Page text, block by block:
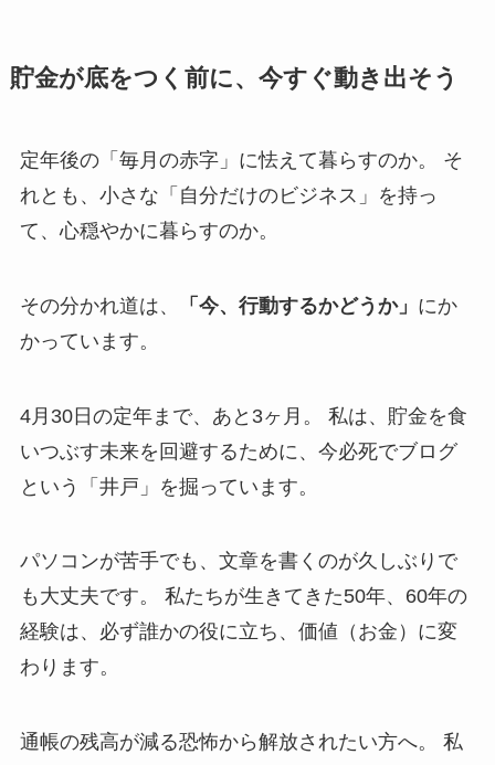
貯金が底をつく前に、今すぐ動き出そう
定年後の「毎月の赤字」に怯えて暮らすのか。 そ
れとも、小さな「自分だけのビジネス」を持っ
て、心穏やかに暮らすのか。
その分かれ道は、 「今、行動するかどうか」 にか
かっています。
4月30日の定年まで、あと3ヶ月。 私は、貯金を食
いつぶす未来を回避するために、今必死でブログ
という「井戸」を掘っています。
パソコンが苦手でも、文章を書くのが久しぶりで
も大丈夫です。 私たちが生きてきた50年、60年の
経験は、必ず誰かの役に立ち、価値（お金）に変
わります。
通帳の残高が減る恐怖から解放されたい方へ。 私